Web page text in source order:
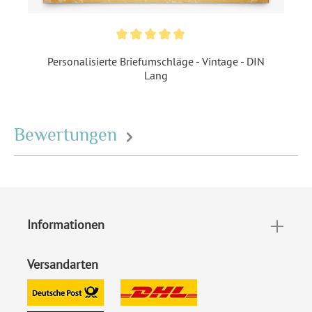
Danach werden die Karten mit einem Laser ausgeschnitten
Format:
DIN Lang quer (210 x 98
mm)
Material:
Bilderdruckpapier 300 g /
m², Naturpapier 300 g / m²
Personalisierte Briefumschläge - Vintage - DIN
Lang
Bewertungen
Informationen
Versandarten